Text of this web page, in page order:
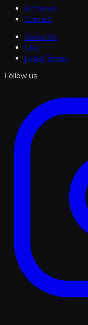
Art News
Contact
About Us
FAQ
Legal Terms
Follow us